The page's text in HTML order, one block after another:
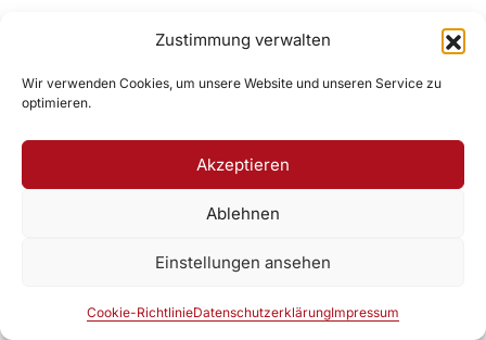
Zustimmung verwalten
Wir verwenden Cookies, um unsere Website und unseren Service zu
optimieren.
Akzeptieren
Ablehnen
Einstellungen ansehen
Cookie-RichtlinieDatenschutzerklärungImpressum
Unser YouTube-Kanal
Zur DAV Webseite